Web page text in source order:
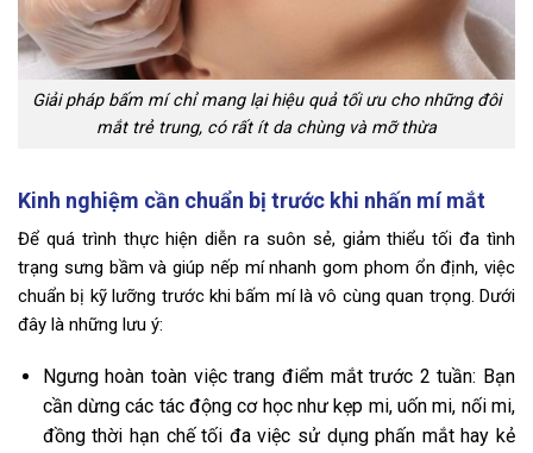
Giải pháp bấm mí chỉ mang lại hiệu quả tối ưu cho những đôi
mắt trẻ trung, có rất ít da chùng và mỡ thừa
Kinh nghiệm cần chuẩn bị trước khi nhấn mí mắt
Để quá trình thực hiện diễn ra suôn sẻ, giảm thiểu tối đa tình
trạng sưng bầm và giúp nếp mí nhanh gom phom ổn định, việc
chuẩn bị kỹ lưỡng trước khi bấm mí là vô cùng quan trọng. Dưới
đây là những lưu ý:
Ngưng hoàn toàn việc trang điểm mắt trước 2 tuần: Bạn
cần dừng các tác động cơ học như kẹp mi, uốn mi, nối mi,
đồng thời hạn chế tối đa việc sử dụng phấn mắt hay kẻ